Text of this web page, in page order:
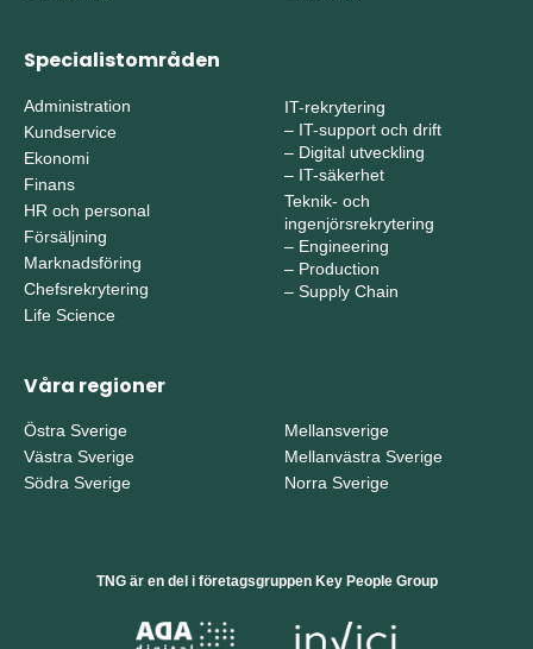
Specialistområden
Administration
Kundservice
Ekonomi
Finans
HR och personal
Försäljning
Marknadsföring
Chefsrekrytering
Life Science
IT-rekrytering
– IT-support och drift
– Digital utveckling
– IT-säkerhet
Teknik- och
ingenjörsrekrytering
– Engineering
– Production
– Supply Chain
Våra regioner
Östra Sverige
Västra Sverige
Södra Sverige
Mellansverige
Mellanvästra Sverige
Norra Sverige
TNG är en del i företagsgruppen Key People Group